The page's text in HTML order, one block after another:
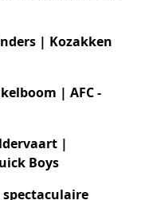
| Kozakken
| AFC -
|
Boys
spectaculaire